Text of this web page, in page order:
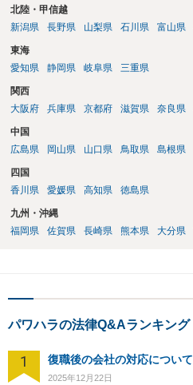
北陸・甲信越
新潟県
長野県 山梨県 石川県 富山県
東海
愛知県
静岡県 岐阜県 三重県
関西
大阪府
兵庫県 京都府 滋賀県 奈良県
中国
広島県
岡山県 山口県 鳥取県 島根県
四国
香川県
愛媛県 高知県 徳島県
九州・沖縄
福岡県
佐賀県 長崎県 熊本県 大分県
パワハラの法律Q&Aランキング
1 復職後の会社の対応について
2025年12月22日